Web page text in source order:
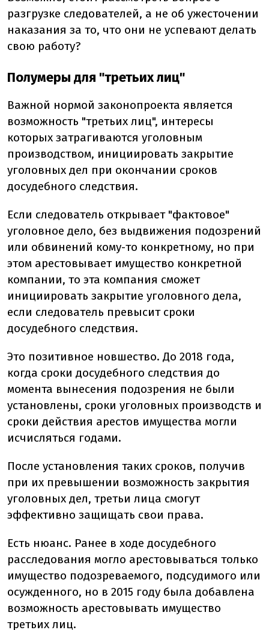
разгрузке следователей, а не об ужесточении
наказания за то, что они не успевают делать
свою работу?
Полумеры для "третьих лиц"
Важной нормой законопроекта является
возможность "третьих лиц", интересы
которых затрагиваются уголовным
производством, инициировать закрытие
уголовных дел при окончании сроков
досудебного следствия.
Если следователь открывает "фактовое"
уголовное дело, без выдвижения подозрений
или обвинений кому-то конкретному, но при
этом арестовывает имущество конкретной
компании, то эта компания сможет
инициировать закрытие уголовного дела,
если следователь превысит сроки
досудебного следствия.
Это позитивное новшество. До 2018 года,
когда сроки досудебного следствия до
момента вынесения подозрения не были
установлены, сроки уголовных производств и
сроки действия арестов имущества могли
исчисляться годами.
После установления таких сроков, получив
при их превышении возможность закрытия
уголовных дел, третьи лица смогут
эффективно защищать свои права.
Есть нюанс. Ранее в ходе досудебного
расследования могло арестовываться только
имущество подозреваемого, подсудимого или
осужденного, но в 2015 году была добавлена
возможность арестовывать имущество
третьих лиц.